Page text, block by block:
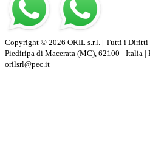
Copyright © 2026 ORIL s.r.l. | Tutti i Diritti
Piediripa di Macerata (MC), 62100 - Italia |
orilsrl@pec.it